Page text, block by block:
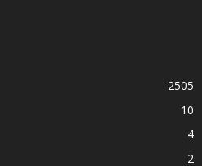
2505
10
4
2